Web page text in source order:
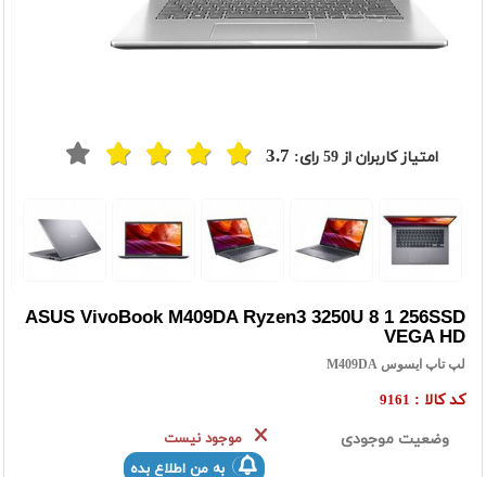
امتیاز کاربران از59 رای: 3.7
ASUS VivoBook M409DA Ryzen3 3250U 8 1 256SSD
VEGA HD
لپ تاپ ایسوس M409DA
کد کالا : 9161
وضعیت موجودی
موجود نیست
به من اطلاع بده